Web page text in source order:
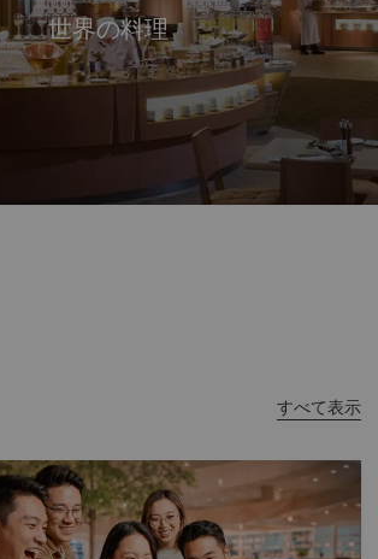
世界の料理
すべて表示